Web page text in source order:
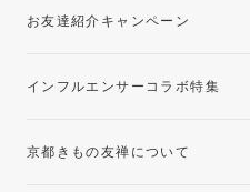
お友達紹介キャンペーン
インフルエンサーコラボ特集
京都きもの友禅について